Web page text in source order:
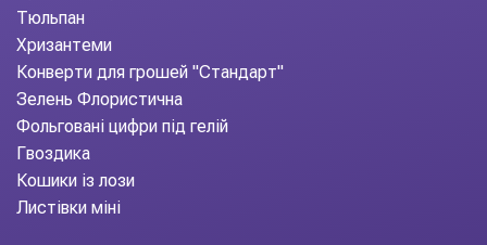
Тюльпан
Хризантеми
Конверти для грошей "Стандарт"
Зелень Флористична
Фольговані цифри під гелій
Гвоздика
Кошики із лози
Листівки міні